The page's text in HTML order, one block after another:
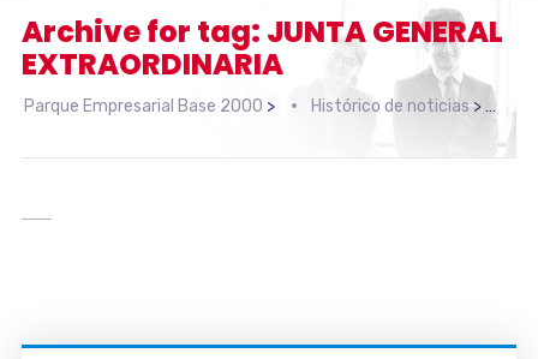
Archive for tag: JUNTA GENERAL
EXTRAORDINARIA
Parque Empresarial Base 2000 > Histórico de noticias>